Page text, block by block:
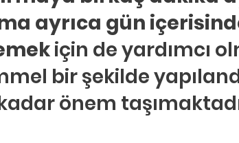
ayrıca gün
için de yardımcı
bir şekilde
önem